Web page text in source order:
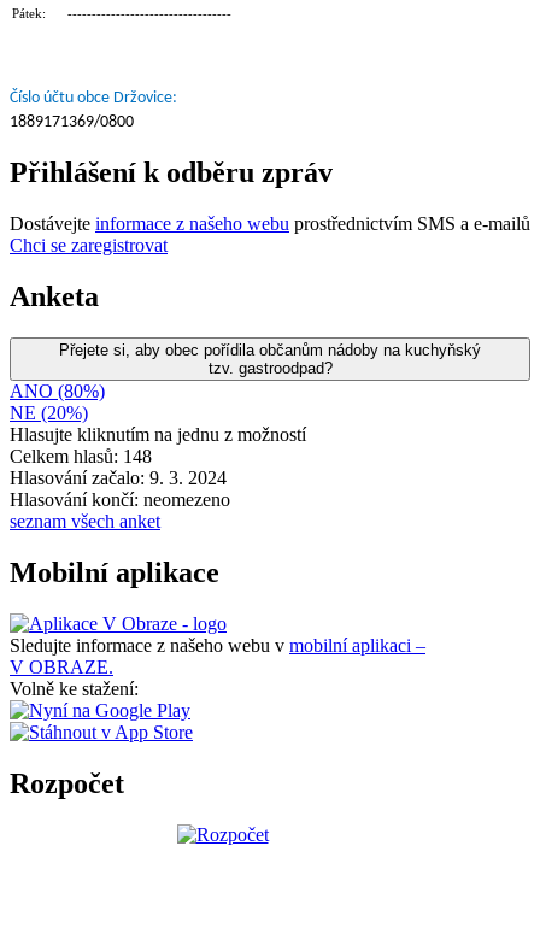
Pátek: ----------------------------------
Číslo účtu obce Držovice:
1889171369/0800
Přihlášení k odběru zpráv
Dostávejte informace z našeho webu prostřednictvím SMS a e-mailů
Chci se zaregistrovat
Anketa
Přejete si, aby obec pořídila občanům nádoby na kuchyňský
tzv. gastroodpad?
ANO (80%)
NE (20%)
Hlasujte kliknutím na jednu z možností
Celkem hlasů: 148
Hlasování začalo: 9. 3. 2024
Hlasování končí: neomezeno
seznam všech anket
Mobilní aplikace
Sledujte informace z našeho webu v mobilní aplikaci –
V OBRAZE.
Volně ke stažení:
Rozpočet